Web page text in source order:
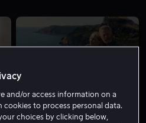
Fra 49 kr
and/or access information on a
cookies to process personal data.
choices by clicking below,